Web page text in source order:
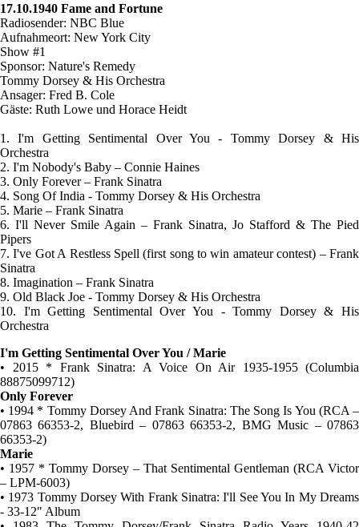
17.10.1940 Fame and Fortune
Radiosender: NBC Blue
Aufnahmeort: New York City
Show #1
Sponsor: Nature's Remedy
Tommy Dorsey & His Orchestra
Ansager: Fred B. Cole
Gäste: Ruth Lowe und Horace Heidt
1. I'm Getting Sentimental Over You - Tommy Dorsey & His
Orchestra
2. I'm Nobody's Baby – Connie Haines
3. Only Forever – Frank Sinatra
4. Song Of India - Tommy Dorsey & His Orchestra
5. Marie – Frank Sinatra
6. I'll Never Smile Again – Frank Sinatra, Jo Stafford & The Pied
Pipers
7. I've Got A Restless Spell (first song to win amateur contest) – Frank
Sinatra
8. Imagination – Frank Sinatra
9. Old Black Joe - Tommy Dorsey & His Orchestra
10. I'm Getting Sentimental Over You - Tommy Dorsey & His
Orchestra
I'm Getting Sentimental Over You / Marie
• 2015 * Frank Sinatra: A Voice On Air 1935-1955 (Columbia
88875099712)
Only Forever
• 1994 * Tommy Dorsey And Frank Sinatra: The Song Is You (RCA ‎–
07863 66353-2, Bluebird ‎– 07863 66353-2, BMG Music ‎– 07863
66353-2)
Marie
• 1957 * Tommy Dorsey ‎– That Sentimental Gentleman (RCA Victor
‎– LPM-6003)
• 1973 Tommy Dorsey With Frank Sinatra: I'll See You In My Dreams
- 33-12" Album